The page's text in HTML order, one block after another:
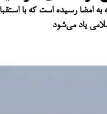
به امضا رسیده است که با